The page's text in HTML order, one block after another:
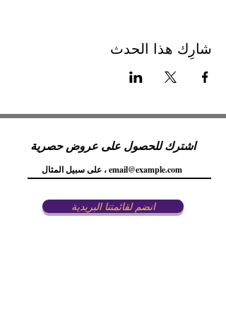
شارِك هذا الحدث
اشترك للحصول على عروض حصرية
انضم لقائمتنا البريدية